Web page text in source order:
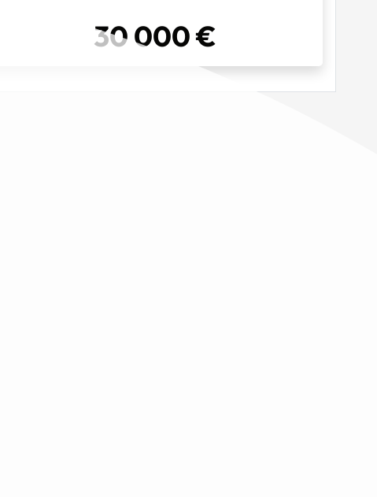
30 000 €